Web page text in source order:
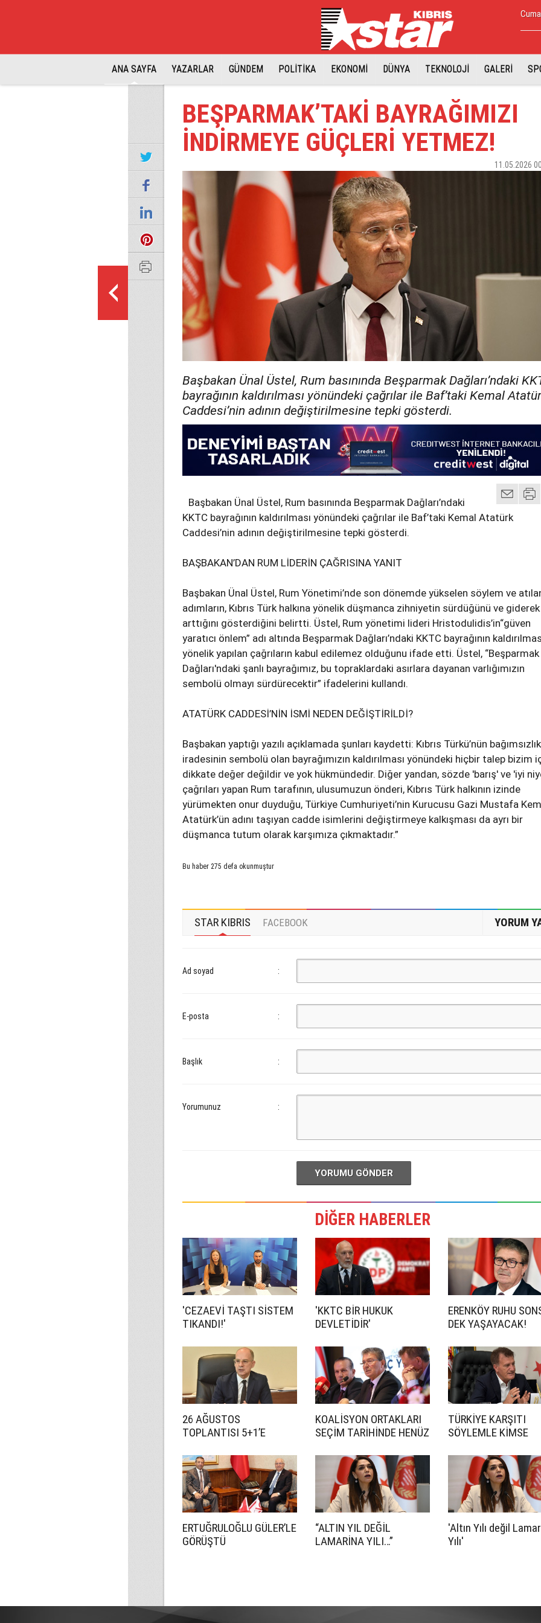
ANA SAYFA YAZARLAR GÜNDEM POLİTİKA EKONOMİ DÜNYA TEKNOLOJİ GALERİ
BEŞPARMAK’TAKİ BAYRAĞIMIZI
İNDİRMEYE GÜÇLERİ YETMEZ!
11.05.2026
Başbakan Ünal Üstel, Rum basınında Beşparmak Dağları’ndaki
bayrağının kaldırılması yönündeki çağrılar ile Baf’taki Kemal
Caddesi’nin adının değiştirilmesine tepki gösterdi.
Başbakan Ünal Üstel, Rum basınında Beşparmak Dağları’ndaki
KKTC bayrağının kaldırılması yönündeki çağrılar ile Baf’taki Kemal Atatürk
Caddesi’nin adının değiştirilmesine tepki gösterdi.
BAŞBAKAN’DAN RUM LİDERİN ÇAĞRISINA YANIT
Başbakan Ünal Üstel, Rum Yönetimi’nde son dönemde yükselen söylem ve
adımların, Kıbrıs Türk halkına yönelik düşmanca zihniyetin sürdüğünü ve giderek
arttığını gösterdiğini belirtti. Üstel, Rum yönetimi lideri Hristodulidis’in“güven
yaratıcı önlem” adı altında Beşparmak Dağları’ndaki KKTC bayrağının
yönelik yapılan çağrıların kabul edilemez olduğunu ifade etti. Üstel, “Beşparmak
Dağları'ndaki şanlı bayrağımız, bu topraklardaki asırlara dayanan varlığımızın
sembolü olmayı sürdürecektir” ifadelerini kullandı.
ATATÜRK CADDESİ’NİN İSMİ NEDEN DEĞİŞTİRİLDİ?
Başbakan yaptığı yazılı açıklamada şunları kaydetti: Kıbrıs Türkü’nün bağımsızlık
iradesinin sembolü olan bayrağımızın kaldırılması yönündeki hiçbir talep bizim
dikkate değer değildir ve yok hükmündedir. Diğer yandan, sözde 'barış' ve 'iyi
çağrıları yapan Rum tarafının, ulusumuzun önderi, Kıbrıs Türk halkının izinde
yürümekten onur duyduğu, Türkiye Cumhuriyeti’nin Kurucusu Gazi Mustafa
Atatürk’ün adını taşıyan cadde isimlerini değiştirmeye kalkışması da ayrı bir
düşmanca tutum olarak karşımıza çıkmaktadır.”
Bu haber 275 defa okunmuştur
STAR KIBRIS FACEBOOK YORUM
Ad soyad :
E-posta :
Başlık :
Yorumunuz :
YORUMU GÖNDER
DİĞER HABERLER
'CEZAEVİ TAŞTI SİSTEM
TIKANDI!'
'KKTC BİR HUKUK
DEVLETİDİR'
ERENKÖY RUHU
DEK YAŞAYACAK!
26 AĞUSTOS
TOPLANTISI 5+1’E
KOALİSYON ORTAKLARI
SEÇİM TARİHİNDE HENÜZ
TÜRKİYE KARŞITI
SÖYLEMLE KİMSE
ERTUĞRULOĞLU GÜLER’LE
GÖRÜŞTÜ
“ALTIN YIL DEĞİL
LAMARİNA YILI…”
'Altın Yılı değil
Yılı'